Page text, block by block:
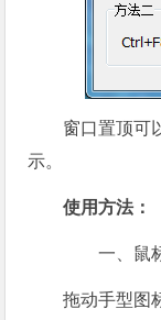
窗口置顶可
示。
使用方法：
一、鼠标
拖动手型图